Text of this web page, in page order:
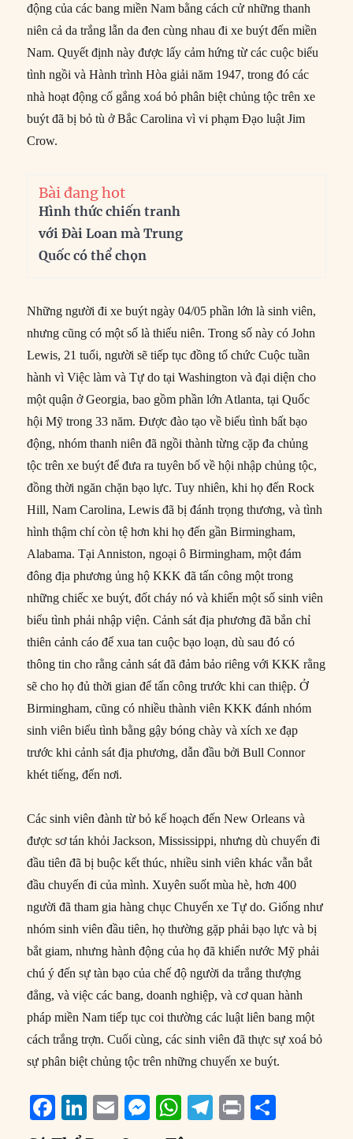
động của các bang miền Nam bằng cách cử những thanh
niên cả da trắng lẫn da đen cùng nhau đi xe buýt đến miền
Nam. Quyết định này được lấy cảm hứng từ các cuộc biểu
tình ngồi và Hành trình Hòa giải năm 1947, trong đó các
nhà hoạt động cố gắng xoá bỏ phân biệt chủng tộc trên xe
buýt đã bị bỏ tù ở Bắc Carolina vì vi phạm Đạo luật Jim
Crow.
Bài đang hot
Hình thức chiến tranh
với Đài Loan mà Trung
Quốc có thể chọn
Những người đi xe buýt ngày 04/05 phần lớn là sinh viên,
nhưng cũng có một số là thiếu niên. Trong số này có John
Lewis, 21 tuổi, người sẽ tiếp tục đồng tổ chức Cuộc tuần
hành vì Việc làm và Tự do tại Washington và đại diện cho
một quận ở Georgia, bao gồm phần lớn Atlanta, tại Quốc
hội Mỹ trong 33 năm. Được đào tạo về biểu tình bất bạo
động, nhóm thanh niên đã ngồi thành từng cặp đa chủng
tộc trên xe buýt để đưa ra tuyên bố về hội nhập chủng tộc,
đồng thời ngăn chặn bạo lực. Tuy nhiên, khi họ đến Rock
Hill, Nam Carolina, Lewis đã bị đánh trọng thương, và tình
hình thậm chí còn tệ hơn khi họ đến gần Birmingham,
Alabama. Tại Anniston, ngoại ô Birmingham, một đám
đông địa phương ủng hộ KKK đã tấn công một trong
những chiếc xe buýt, đốt cháy nó và khiến một số sinh viên
biểu tình phải nhập viện. Cảnh sát địa phương đã bắn chỉ
thiên cảnh cáo để xua tan cuộc bạo loạn, dù sau đó có
thông tin cho rằng cảnh sát đã đảm bảo riêng với KKK rằng
sẽ cho họ đủ thời gian để tấn công trước khi can thiệp. Ở
Birmingham, cũng có nhiều thành viên KKK đánh nhóm
sinh viên biểu tình bằng gậy bóng chày và xích xe đạp
trước khi cảnh sát địa phương, dẫn đầu bởi Bull Connor
khét tiếng, đến nơi.
Các sinh viên đành từ bỏ kế hoạch đến New Orleans và
được sơ tán khỏi Jackson, Mississippi, nhưng dù chuyến đi
đầu tiên đã bị buộc kết thúc, nhiều sinh viên khác vẫn bắt
đầu chuyến đi của mình. Xuyên suốt mùa hè, hơn 400
người đã tham gia hàng chục Chuyến xe Tự do. Giống như
nhóm sinh viên đầu tiên, họ thường gặp phải bạo lực và bị
bắt giam, nhưng hành động của họ đã khiến nước Mỹ phải
chú ý đến sự tàn bạo của chế độ người da trắng thượng
đẳng, và việc các bang, doanh nghiệp, và cơ quan hành
pháp miền Nam tiếp tục coi thường các luật liên bang một
cách trắng trợn. Cuối cùng, các sinh viên đã thực sự xoá bỏ
sự phân biệt chủng tộc trên những chuyến xe buýt.
F
a
Li
n
E
m
M W
h
T
P